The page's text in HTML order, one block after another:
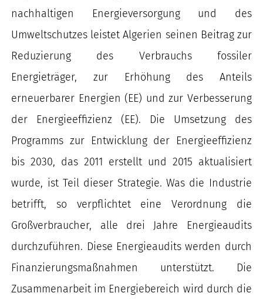
nachhaltigen Energieversorgung und des
Umweltschutzes leistet Algerien seinen Beitrag zur
Reduzierung des Verbrauchs fossiler
Energieträger, zur Erhöhung des Anteils
erneuerbarer Energien (EE) und zur Verbesserung
der Energieeffizienz (EE). Die Umsetzung des
Programms zur Entwicklung der Energieeffizienz
bis 2030, das 2011 erstellt und 2015 aktualisiert
wurde, ist Teil dieser Strategie. Was die Industrie
betrifft, so verpflichtet eine Verordnung die
Großverbraucher, alle drei Jahre Energieaudits
durchzuführen. Diese Energieaudits werden durch
Finanzierungsmaßnahmen unterstützt. Die
Zusammenarbeit im Energiebereich wird durch die